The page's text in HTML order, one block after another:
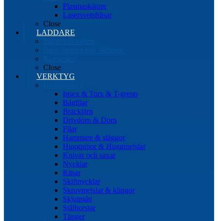
Plasmaskärare
Lasersvetsfräsar
Close
LADDARE
Close
VERKTYG
Insex & Torx & T-grepp
Bågfilar
Bräckjärn
Drivdorn & Dorn
Filar
Hammare & släggor
Huggpipor & Huggmejslar
Knivar och saxar
Nycklar
Ritsar
Skiftnycklar
Skruvmejslar & klingor
Skjutmått
Stålborstar
Tänger